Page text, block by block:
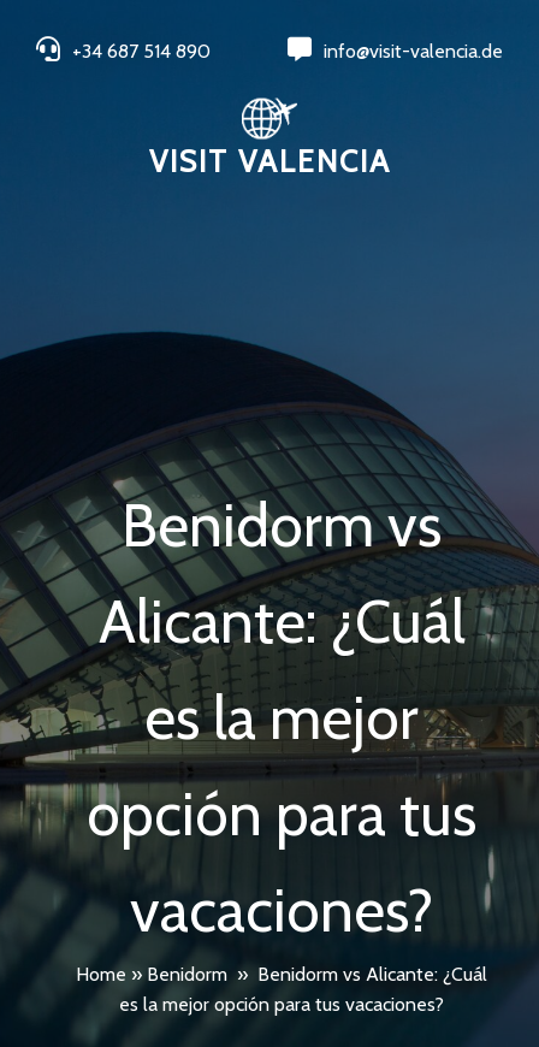
+34 687 514 890 info@visit-valencia.de
VISIT VALENCIA
Benidorm vs
Alicante: ¿Cuál
es la mejor
opción para tus
vacaciones?
Home » Benidorm » Benidorm vs Alicante: ¿Cuál
es la mejor opción para tus vacaciones?